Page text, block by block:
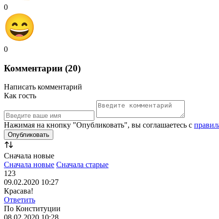
0
0
Комментарии (20)
Написать комментарий
Как гость
Нажимая на кнопку "Опубликовать", вы соглашаетесь с
Сначала новые
Сначала новые Сначала старые
123
09.02.2020 10:27
Красава!
Ответить
По Конституции